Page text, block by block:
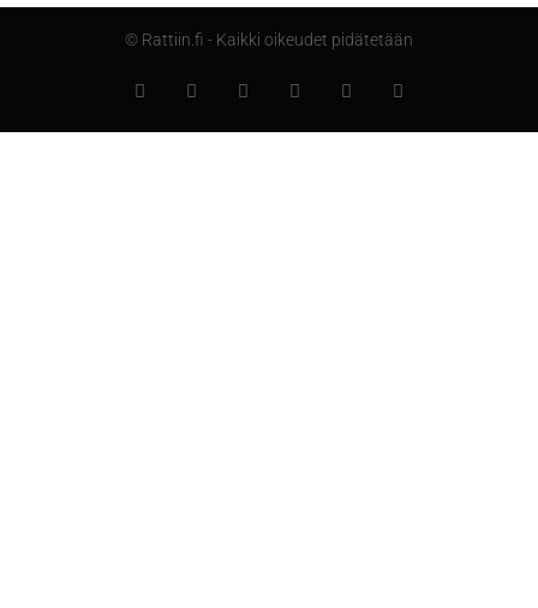
© Rattiin.fi - Kaikki oikeudet pidätetään